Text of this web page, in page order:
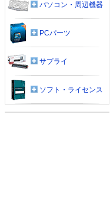
パソコン・周辺機器
PCパーツ
サプライ
ソフト・ライセンス